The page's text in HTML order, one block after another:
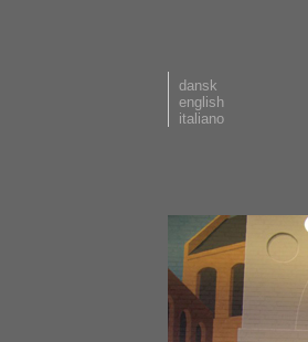
dansk
english
italiano